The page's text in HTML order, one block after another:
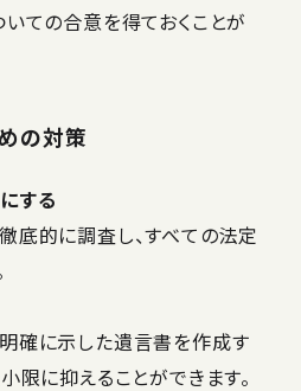
いての合意を得ておくことが
の対策
する
底的に調査し、すべての法定
確に示した遺言書を作成す
限に抑えることができます。